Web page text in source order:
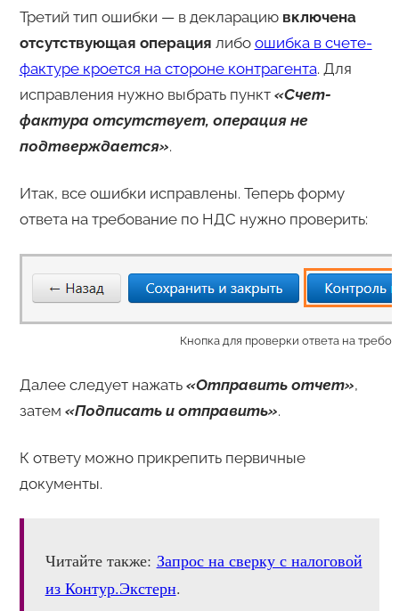
Третий тип ошибки — в декларацию включена
отсутствующая операция либо ошибка в счете-
фактуре кроется на стороне контрагента. Для
исправления нужно выбрать пункт «Счет-
фактура отсутствует, операция не
подтверждается».
Итак, все ошибки исправлены. Теперь форму
ответа на требование по НДС нужно проверить:
Кнопка для проверки ответа на
Далее следует нажать «Отправить отчет»,
затем «Подписать и отправить».
К ответу можно прикрепить первичные
документы.
Читайте также: Запрос на сверку с налоговой
из Контур.Экстерн.